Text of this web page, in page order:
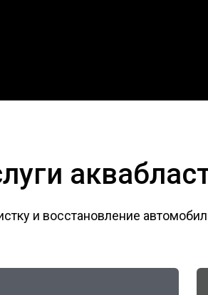
и восстановление